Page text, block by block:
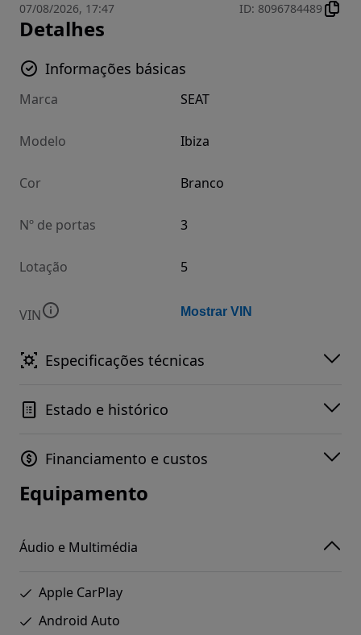
07/08/2026, 17:47 ID: 8096784489
Detalhes
Informações básicas
Marca SEAT
Modelo Ibiza
Cor Branco
Nº de portas 3
Lotação 5
VIN Mostrar VIN
Especificações técnicas
Estado e histórico
Financiamento e custos
Equipamento
Áudio e Multimédia
Apple CarPlay
Android Auto